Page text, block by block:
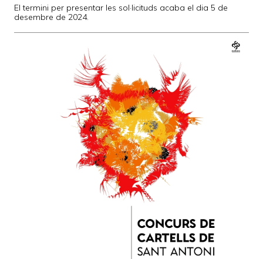
El termini per presentar les sol·licituds acaba el dia 5 de
desembre de 2024.